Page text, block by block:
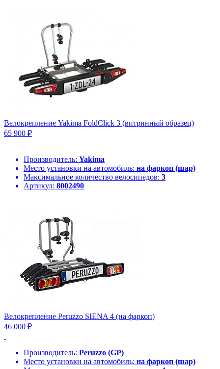
Велокрепление Yakima FoldClick 3 (витринный образец)
65 900 ₽
Производитель: Yakima
Место установки на автомобиль: на фаркоп (шар)
Максимальное количество велосипедов: 3
Артикул: 8002490
Велокрепление Peruzzo SIENA 4 (на фаркоп)
46 000 ₽
Производитель: Peruzzo (GP)
Место установки на автомобиль: на фаркоп (шар)